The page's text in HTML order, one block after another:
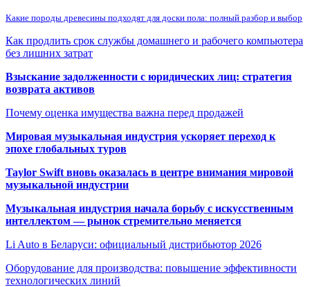
Какие породы древесины подходят для доски пола: полный разбор и выбор
Как продлить срок службы домашнего и рабочего компьютера
без лишних затрат
Взыскание задолженности с юридических лиц: стратегия
возврата активов
Почему оценка имущества важна перед продажей
Мировая музыкальная индустрия ускоряет переход к
эпохе глобальных туров
Taylor Swift вновь оказалась в центре внимания мировой
музыкальной индустрии
Музыкальная индустрия начала борьбу с искусственным
интеллектом — рынок стремительно меняется
Li Auto в Беларуси: официальный дистрибьютор 2026
Оборудование для производства: повышение эффективности
технологических линий